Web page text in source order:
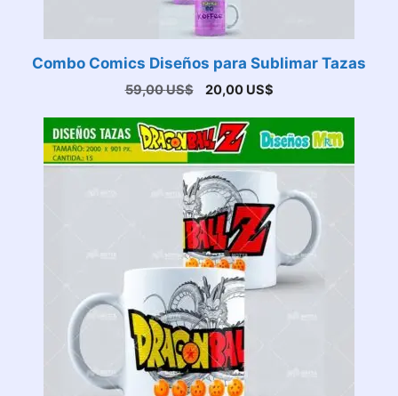
Combo Comics Diseños para Sublimar Tazas
59,00US$
El
original
era:
59,00 US$.
20,00 US$El
es:
20,00 US$.